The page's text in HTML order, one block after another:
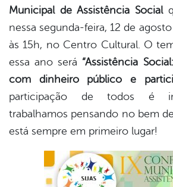
Municipal de Assistência Social
nessa segunda-feira, 12 de
às 15h, no Centro Cultural. O
essa ano será “Assistência
com dinheiro público e
participação de todos é
trabalhamos pensando no bem
está sempre em primeiro lugar!